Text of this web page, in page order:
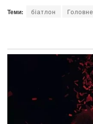
Теми: біатлон Головне